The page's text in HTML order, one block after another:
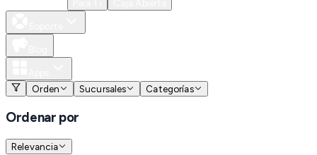
Orden
Sucursales Categorías
Ordenar por
Relevancia